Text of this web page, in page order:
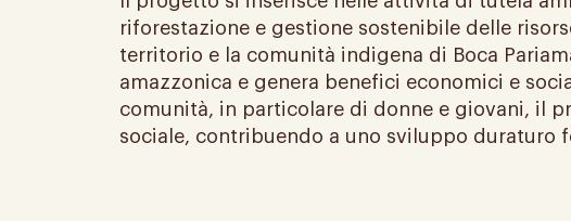
riforestazione e gestione sostenibile delle
territorio e la comunità indigena di Boca
amazzonica e genera benefici economici e
comunità, in particolare di donne e giovani, il
sociale, contribuendo a uno sviluppo duraturo